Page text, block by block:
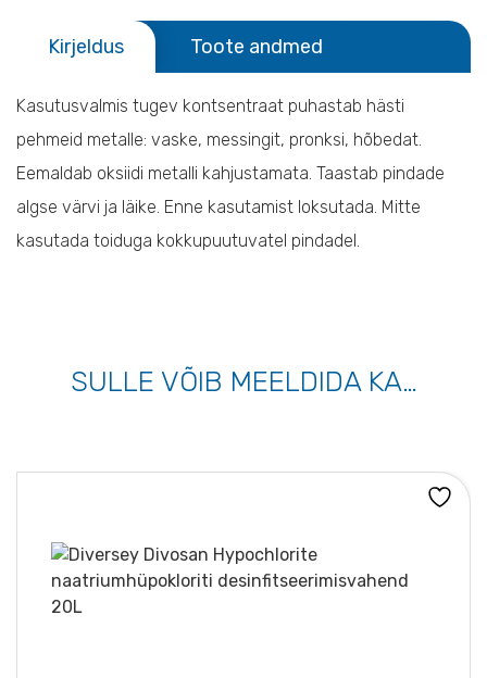
Kirjeldus Toote andmed
Kasutusvalmis tugev kontsentraat puhastab hästi
pehmeid metalle: vaske, messingit, pronksi, hõbedat.
Eemaldab oksiidi metalli kahjustamata. Taastab pindade
algse värvi ja läike. Enne kasutamist loksutada. Mitte
kasutada toiduga kokkupuutuvatel pindadel.
SULLE VÕIB MEELDIDA KA…